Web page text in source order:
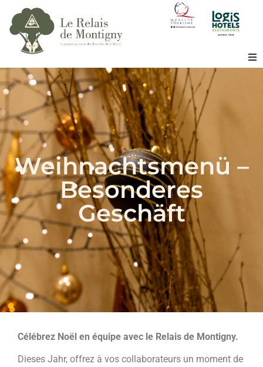
Herzlich willkommen
Das Hotel
Restaurant
Holz
Seminar
Die Region
Geschenkgutscheine
Kontakt
Weihnachtsmenü –
Besonderes
Geschäft
Célébrez Noël en équipe avec le Relais de Montigny.
Dieses Jahr, offrez à vos collaborateurs un moment de